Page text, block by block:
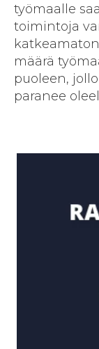
työmaalle
toimintoja
määrä
puoleen,
paranee